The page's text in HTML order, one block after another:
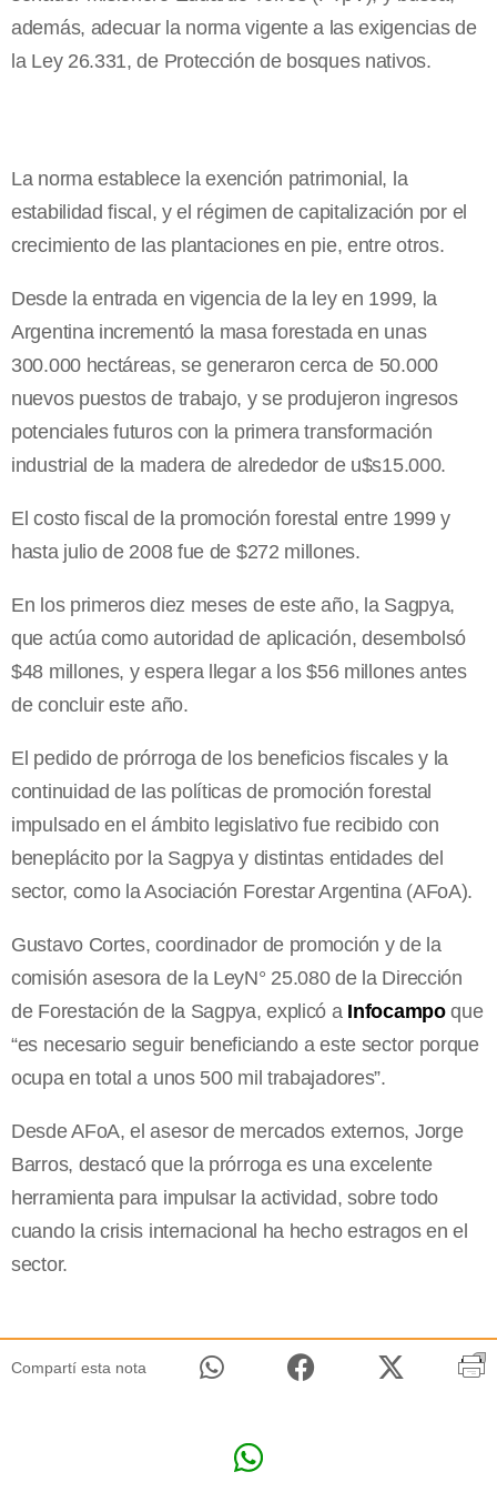
además, adecuar la norma vigente a las exigencias de
la Ley 26.331, de Protección de bosques nativos.
La norma establece la exención patrimonial, la
estabilidad fiscal, y el régimen de capitalización por el
crecimiento de las plantaciones en pie, entre otros.
Desde la entrada en vigencia de la ley en 1999, la
Argentina incrementó la masa forestada en unas
300.000 hectáreas, se generaron cerca de 50.000
nuevos puestos de trabajo, y se produjeron ingresos
potenciales futuros con la primera transformación
industrial de la madera de alrededor de u$s15.000.
El costo fiscal de la promoción forestal entre 1999 y
hasta julio de 2008 fue de $272 millones.
En los primeros diez meses de este año, la Sagpya,
que actúa como autoridad de aplicación, desembolsó
$48 millones, y espera llegar a los $56 millones antes
de concluir este año.
El pedido de prórroga de los beneficios fiscales y la
continuidad de las políticas de promoción forestal
impulsado en el ámbito legislativo fue recibido con
beneplácito por la Sagpya y distintas entidades del
sector, como la Asociación Forestar Argentina (AFoA).
Gustavo Cortes, coordinador de promoción y de la
comisión asesora de la LeyN° 25.080 de la Dirección
de Forestación de la Sagpya, explicó a Infocampoque
“es necesario seguir beneficiando a este sector porque
ocupa en total a unos 500 mil trabajadores”.
Desde AFoA, el asesor de mercados externos, Jorge
Barros, destacó que la prórroga es una excelente
herramienta para impulsar la actividad, sobre todo
cuando la crisis internacional ha hecho estragos en el
sector.
Compartí esta nota